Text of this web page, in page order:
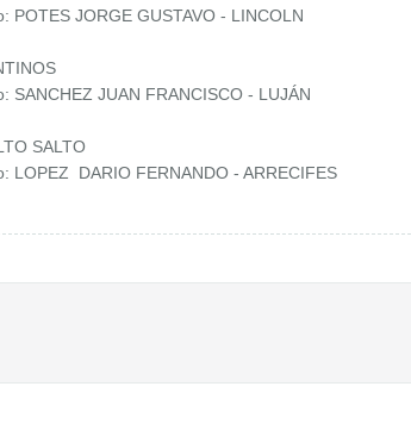
POTES JORGE GUSTAVO - LINCOLN
SANCHEZ JUAN FRANCISCO - LUJÁN
SALTO
LOPEZ DARIO FERNANDO - ARRECIFES